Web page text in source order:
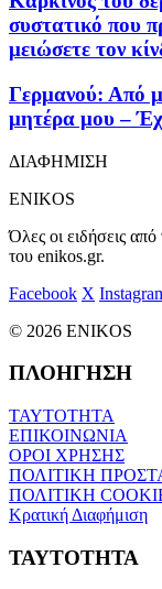
συστατικό που
μειώσετε τον
Γερμανού: Από
μητέρα μου –
ΔΙΑΦΗΜΙΣΗ
ENIKOS
Όλες οι ειδήσεις
του enikos.gr.
Facebook X
© 2026 ENIKOS
ΠΛΟΗΓΗΣΗ
ΤΑΥΤΟΤΗΤΑ
ΕΠΙΚΟΙΝΩΝΙΑ
ΟΡΟΙ ΧΡΗΣΗΣ
ΠΟΛΙΤΙΚΗ
ΠΟΛΙΤΙΚΗ
Κρατική Διαφήμιση
ΤΑΥΤΟΤΗΤΑ